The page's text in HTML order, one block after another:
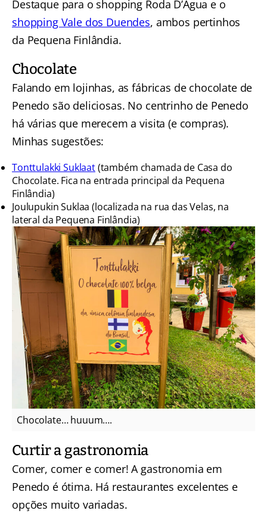
Destaque para o shopping Roda D’Água e o
shopping Vale dos Duendes, ambos pertinhos
da Pequena Finlândia.
Chocolate
Falando em lojinhas, as fábricas de chocolate de
Penedo são deliciosas. No centrinho de Penedo
há várias que merecem a visita (e compras).
Minhas sugestões:
Tonttulakki Suklaat(também chamada de Casa do
Chocolate. Fica na entrada principal da Pequena
Finlândia)
Joulupukin Suklaa (localizada na rua das Velas, na
lateral da Pequena Finlândia)
Chocolate… huuum….
Curtir a gastronomia
Comer, comer e comer! A gastronomia em
Penedo é ótima. Há restaurantes excelentes e
opções muito variadas.